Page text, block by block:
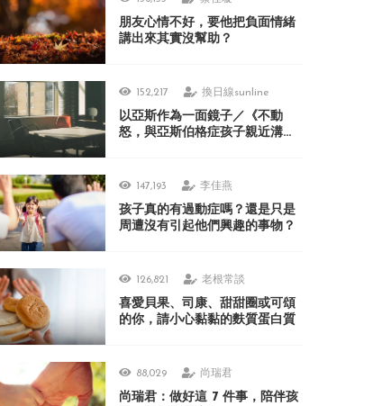
朋友心情不好，要他把負面情緒
講出來其實沒幫助？
152,217 換日線sunline
以亞斯作為一面鏡子／《不動
怒，與亞斯伯格症孩子親近溝
147,193 李佳燕
孩子真的有過動症嗎？還是只是
周遭沒有引起他們興趣的事物？
126,821 老根常談
喜愛貝果、司康、甜甜圈或可頌
的你，請小心黏黏的麩質蛋白質
88,029 尚瑞君
尚瑞君：做好這 7 件事，陪伴孩